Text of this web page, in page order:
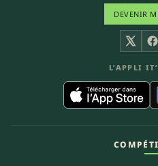
DEVENIR
X
L’APPLI